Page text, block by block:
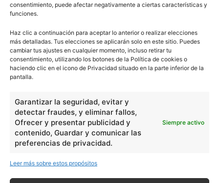
consentimiento, puede afectar negativamente a ciertas características y
funciones.
Haz clic a continuación para aceptar lo anterior o realizar elecciones
más detalladas. Tus elecciones se aplicarán solo en este sitio. Puedes
cambiar tus ajustes en cualquier momento, incluso retirar tu
consentimiento, utilizando los botones de la Política de cookies o
haciendo clic en el icono de Privacidad situado en la parte inferior de la
pantalla.
Garantizar la seguridad, evitar y
detectar fraudes, y eliminar fallos,
Ofrecer y presentar publicidad y
contenido, Guardar y comunicar las
preferencias de privacidad.
Siempre activo
Leer más sobre estos propósitos